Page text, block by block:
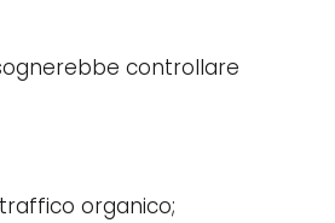
controllare
organico;